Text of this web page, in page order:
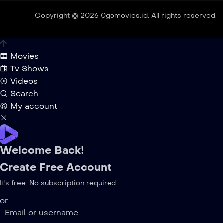
Copyright © 2026 0gomovies.id. All rights reserved.
Movies
Tv Shows
Videos
Search
My account
Welcome Back!
Create Free Account
It's free. No subscription required
or
Email or username